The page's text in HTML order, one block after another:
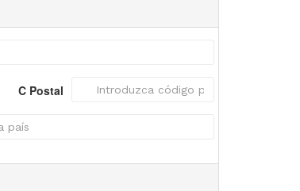
C Postal